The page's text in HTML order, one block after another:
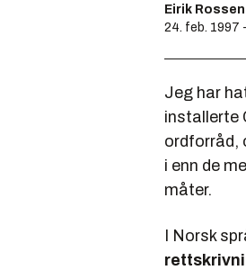
Eirik Rossen
24. feb. 1997
Jeg har
installerte
ordforråd,
i enn de
måter.
Norsk